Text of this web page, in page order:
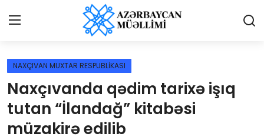
Giriş Qeydiyyat
Qəzetə elan ver
Əlaqə
NAXÇIVAN MUXTAR RESPUBLİKASI
Naxçıvanda qədim tarixə işıq
tutan “İlandağ” kitabəsi
müzakirə edilib